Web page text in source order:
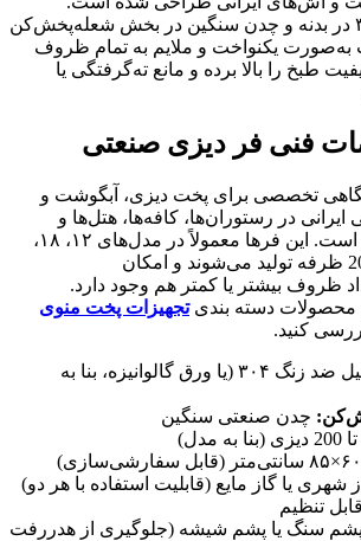
استفاده از استیل ۳۰۴ در بدنه و چدن سنگین در بخش شعله‌پخش‌کن
یکنواخت و ملایم به تمام ظروف
طبخ را بالا برده و مانع ته‌گرفتگی یا
فنی فر دیزی صنعتی
تخصصی برای پخت دیزی، آبگوشت و
ایرانی در رستوران‌ها، کافه‌ها، هتل‌ها و
آشپزخانه‌های صنعتی است. این فرها معمولاً در مدل‌های ۱۲، ۱۸،
۲۴، ۳۶ و… حتی تا 200 ظرفه تولید می‌شوند و امکان
ظروف بیشتر یا کمتر هم وجود دارد.
محصولات دسته بندیتجهیزات پخت منوی
کنید.
استیل ضد زنگ ۳۰۴ (یا ورق گالوانیزه، بنا به
چدن صنعتی سنگین
شهری یا گاز مایع (قابلیت استفاده با هر دو)
قابل تنظیم
پشم سنگ یا پشم شیشه (جلوگیری از هدررفت